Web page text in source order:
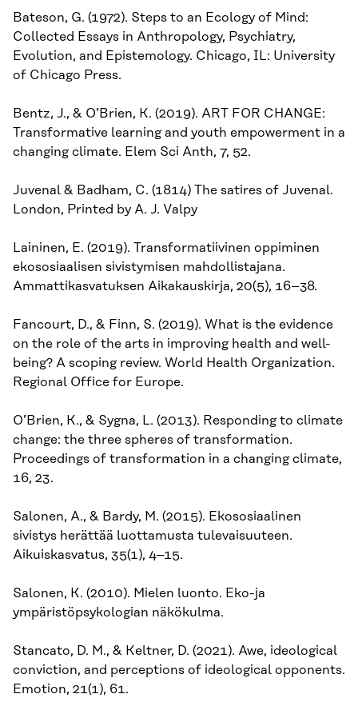
Bateson, G. (1972). Steps to an Ecology of Mind:
Collected Essays in Anthropology, Psychiatry,
Evolution, and Epistemology. Chicago, IL: University
of Chicago Press.
Bentz, J., & O’Brien, K. (2019). ART FOR CHANGE:
Transformative learning and youth empowerment in a
changing climate. Elem Sci Anth, 7, 52.
Juvenal & Badham, C. (1814) The satires of Juvenal.
London, Printed by A. J. Valpy
Laininen, E. (2019). Transformatiivinen oppiminen
ekososiaalisen sivistymisen mahdollistajana.
Ammattikasvatuksen Aikakauskirja, 20(5), 16–38.
Fancourt, D., & Finn, S. (2019). What is the evidence
on the role of the arts in improving health and well-
being? A scoping review. World Health Organization.
Regional Office for Europe.
O’Brien, K., & Sygna, L. (2013). Responding to climate
change: the three spheres of transformation.
Proceedings of transformation in a changing climate,
16, 23.
Salonen, A., & Bardy, M. (2015). Ekososiaalinen
sivistys herättää luottamusta tulevaisuuteen.
Aikuiskasvatus, 35(1), 4–15.
Salonen, K. (2010). Mielen luonto. Eko-ja
ympäristöpsykologian näkökulma.
Stancato, D. M., & Keltner, D. (2021). Awe, ideological
conviction, and perceptions of ideological opponents.
Emotion, 21(1), 61.